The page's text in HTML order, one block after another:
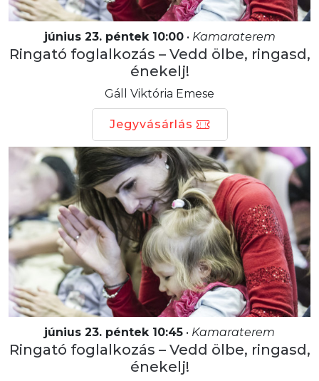
június 23. péntek 10:00• Kamaraterem
Ringató foglalkozás – Vedd ölbe, ringasd,
énekelj!
Gáll Viktória Emese
Jegyvásárlás
június 23. péntek 10:45 • Kamaraterem
Ringató foglalkozás – Vedd ölbe, ringasd,
énekelj!